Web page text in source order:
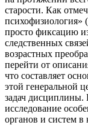
старости. Как
психофизиология»
просто фиксацию
следственных
возрастных
перейти от
что составляет
этой генеральной
задач дисциплины.
исследование
органов и систем